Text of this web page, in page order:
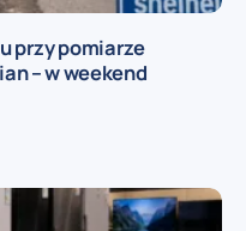
przy pomiarze
– w weekend